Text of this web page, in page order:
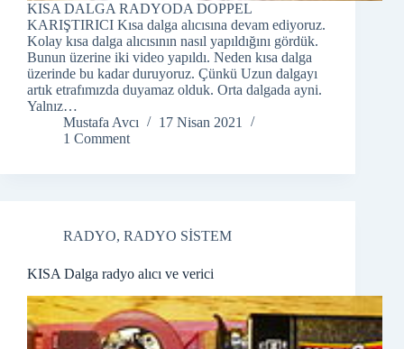
KISA DALGA RADYODA DOPPEL
KARIŞTIRICI Kısa dalga alıcısına devam ediyoruz.
Kolay kısa dalga alıcısının nasıl yapıldığını gördük.
Bunun üzerine iki video yapıldı. Neden kısa dalga
üzerinde bu kadar duruyoruz. Çünkü Uzun dalgayı
artık etrafımızda duyamaz olduk. Orta dalgada ayni.
Yalnız…
Mustafa Avcı
17 Nisan 2021
1 Comment
RADYO, RADYO SİSTEM
KISA Dalga radyo alıcı ve verici